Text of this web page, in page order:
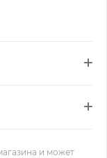
и может